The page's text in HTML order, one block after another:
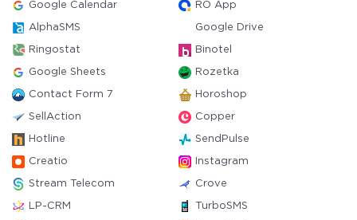
Google Calendar RO App
AlphaSMS Google Drive
Ringostat Binotel
Google Sheets Rozetka
Contact Form 7 Horoshop
SellAction Copper
Hotline SendPulse
Creatio Instagram
Stream Telecom Crove
LP-CRM TurboSMS